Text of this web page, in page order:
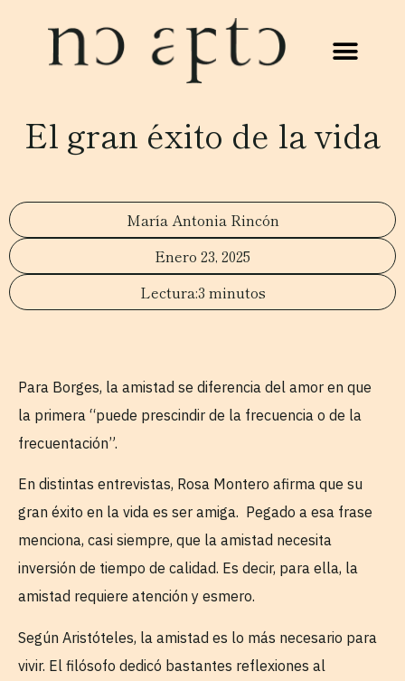
El gran éxito de la vida
María Antonia Rincón
Enero 23, 2025
3 minutos
Para Borges, la amistad se diferencia del amor en que
la primera “puede prescindir de la frecuencia o de la
frecuentación”.
En distintas entrevistas, Rosa Montero afirma que su
gran éxito en la vida es ser amiga. Pegado a esa frase
menciona, casi siempre, que la amistad necesita
inversión de tiempo de calidad. Es decir, para ella, la
amistad requiere atención y esmero.
Según Aristóteles, la amistad es lo más necesario para
vivir. El filósofo dedicó bastantes reflexiones al